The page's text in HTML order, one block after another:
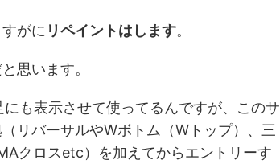
がに リペイントはします。
思います。
も表示させて使ってるんですが、このサ
リバーサルやWボトム（Wトップ）、三
クロスetc）を加えてからエントリーす